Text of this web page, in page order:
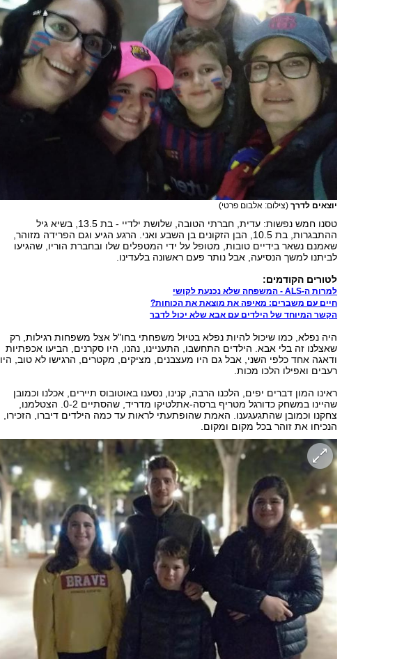
יוצאים לדרך (צילום: אלבום פרטי)
טסנו חמש נפשות: עדית, חברתי הטובה, שלושת ילדיי - בת 13.5, בשיא גיל
ההתבגרות, בת 10.5, הבן הזקונים בן השבע ואני. הרגע הגיע וגם הפרידה מזוהר,
שאמנם נשאר בידיים טובות, מטופל על ידי המטפלים שלו ובחברת הוריו, שהגיעו
לביתנו למשך הנסיעה, אבל נותר פעם ראשונה בלעדינו.
לטורים הקודמים:
למרות ה-ALS - המשפחה שלא נכנעת לקושי
חיים עם משברים: מאיפה את מוצאת את הכוחות?
הקשר המיוחד של הילדים עם אבא שלא יכול לדבר
היה נפלא, כמו שיכול להיות נפלא בטיול משפחתי בחו"ל אצל משפחות רגילות, רק
שאצלנו זה בלי אבא. הילדים התחשבו, התעניינו, נהנו, היו סקרנים, הביעו אכפתיות
ודאגה אחד כלפי השני, אבל גם היו מעצבנים, מציקים, מקטרים, הרגישו לא טוב, היו
רעבים ואפילו הלכו מכות.
ראינו המון דברים יפים, הלכנו הרבה, קנינו, נסענו באוטובוס תיירים, אכלנו וכמובן
שהיינו במשחק כדורגל מטריף ברסה-אתלטיקו מדריד, שהסתיים 0-2. הצטלמנו,
צחקנו וכמובן שהתגעגענו. האמת שהופתעתי לראות עד כמה הילדים דיברו, הזכירו,
הנכיחו את זוהר בכל מקום ומקום.